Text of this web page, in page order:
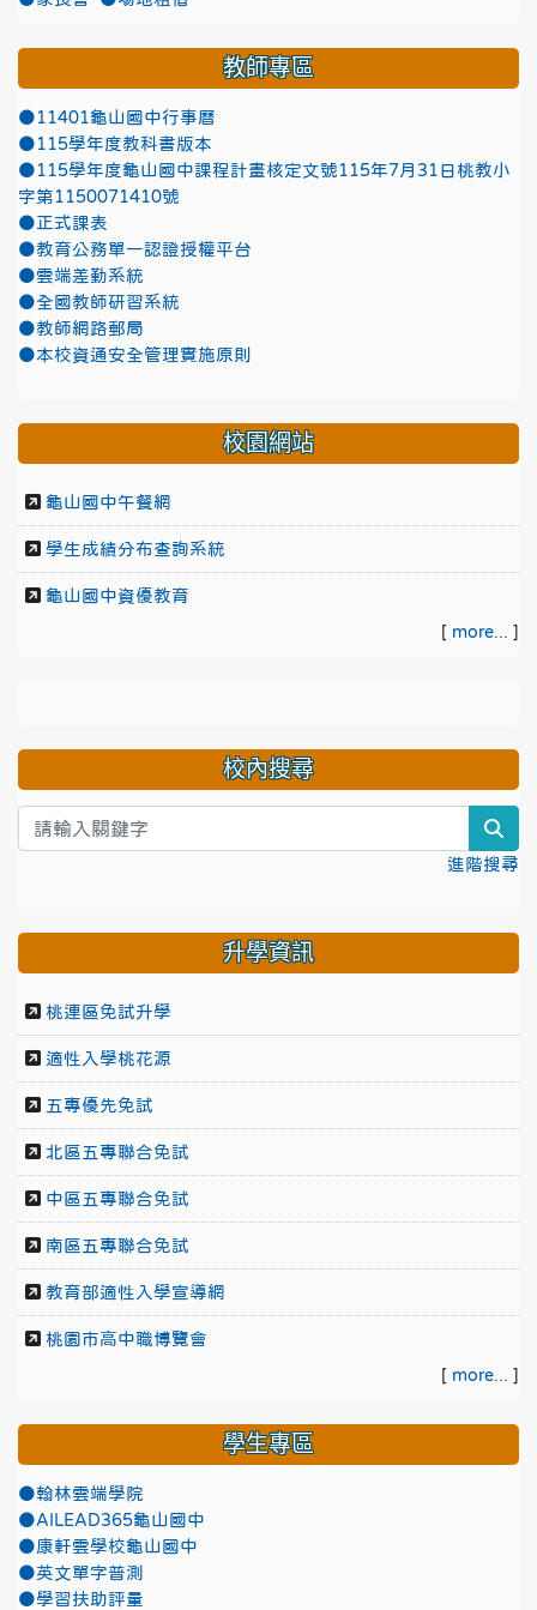
教師專區
●11401龜山國中行事曆
●115學年度教科書版本
●115學年度龜山國中課程計畫核定文號115年7月31日桃教小
字第1150071410號
●正式課表
●教育公務單一認證授權平台
●雲端差勤系統
●全國教師研習系統
●教師網路郵局
●本校資通安全管理實施原則
校園網站
龜山國中午餐網
學生成績分布查詢系統
龜山國中資優教育
[ more... ]
校內搜尋
進階搜尋
升學資訊
桃連區免試升學
適性入學桃花源
五專優先免試
北區五專聯合免試
中區五專聯合免試
南區五專聯合免試
教育部適性入學宣導網
桃園市高中職博覽會
[ more... ]
學生專區
●翰林雲端學院
●AILEAD365龜山國中
●康軒雲學校龜山國中
●英文單字普測
●學習扶助評量